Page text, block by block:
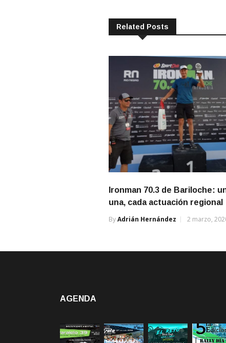
Related Posts
Ironman 70.3 de Bariloche:
una, cada actuación regional
ByAdrián Hernández 2 marzo,
AGENDA